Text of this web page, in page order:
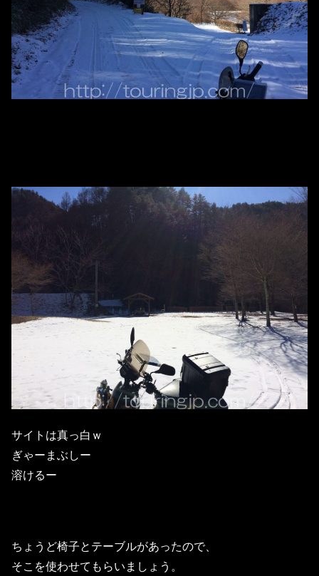
サイトは真っ白ｗ
ぎゃーまぶしー
溶けるー
ちょうど椅子とテーブルがあったので、
そこを使わせてもらいましょう。